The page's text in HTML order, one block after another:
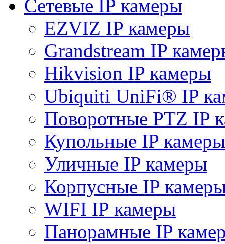
Сетевые IP камеры
EZVIZ IP камеры
Grandstream IP
Hikvision IP камеры
Ubiquiti UniFi® IP
Поворотные PTZ IP
Купольные IP камеры
Уличные IP камеры
Корпусные IP
WIFI IP камеры
Панорамные IP